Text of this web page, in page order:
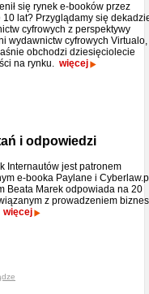
się rynek e-booków przez
10 lat? Przyglądamy się
cyfrowych z perspektywy
wydawnictw cyfrowych Virtualo,
obchodzi dziesięciolecie
na rynku. więcej
i odpowiedzi
Internautów jest patronem
e-booka Paylane i
Beata Marek odpowiada na 20
z prowadzeniem
więcej